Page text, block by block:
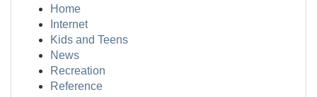
Home
Internet
Kids and Teens
News
Recreation
Reference